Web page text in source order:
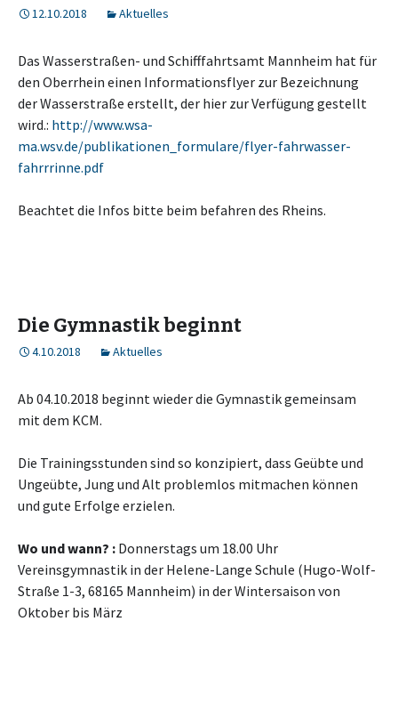
12.10.2018 Aktuelles
Das Wasserstraßen- und Schifffahrtsamt Mannheim hat für
den Oberrhein einen Informationsflyer zur Bezeichnung
der Wasserstraße erstellt, der hier zur Verfügung gestellt
wird.: http://www.wsa-
ma.wsv.de/publikationen_formulare/flyer-fahrwasser-
fahrrrinne.pdf
Beachtet die Infos bitte beim befahren des Rheins.
Die Gymnastik beginnt
4.10.2018 Aktuelles
Ab 04.10.2018 beginnt wieder die Gymnastik gemeinsam
mit dem KCM.
Die Trainingsstunden sind so konzipiert, dass Geübte und
Ungeübte, Jung und Alt problemlos mitmachen können
und gute Erfolge erzielen.
Wo und wann? : Donnerstags um 18.00 Uhr
Vereinsgymnastik in der Helene-Lange Schule (Hugo-Wolf-
Straße 1-3, 68165 Mannheim) in der Wintersaison von
Oktober bis März